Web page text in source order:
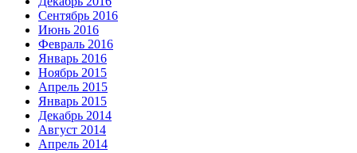
Сентябрь 2016
Июнь 2016
Февраль 2016
Январь 2016
Ноябрь 2015
Апрель 2015
Январь 2015
Декабрь 2014
Август 2014
Апрель 2014